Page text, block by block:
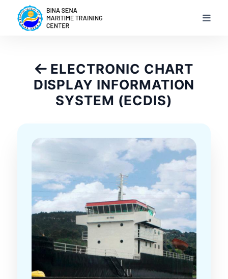
Beranda
Program Pendidikan
Informasi
Galeri
Kontak
ELECTRONIC CHART
DISPLAY INFORMATION
SYSTEM (ECDIS)